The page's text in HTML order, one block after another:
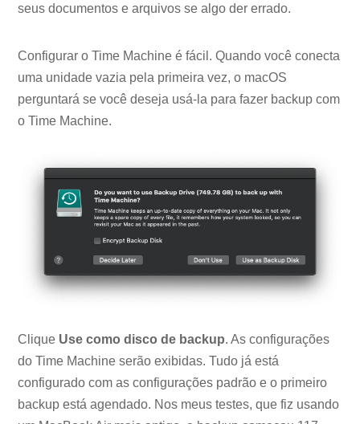
seus documentos e arquivos se algo der errado.
Configurar o Time Machine é fácil. Quando você conecta
uma unidade vazia pela primeira vez, o macOS
perguntará se você deseja usá-la para fazer backup com
o Time Machine.
Clique Use como disco de backup. As configurações
do Time Machine serão exibidas. Tudo já está
configurado com as configurações padrão e o primeiro
backup está agendado. Nos meus testes, que fiz usando